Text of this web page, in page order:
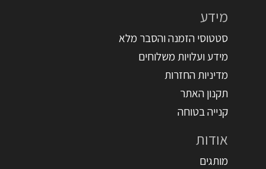
מידע
סטטוסי הזמנה והסבר מלא
מידע ועלויות משלוחים
מדיניות החזרות
תקנון האתר
קנייה בטוחה
אודות
מותגים